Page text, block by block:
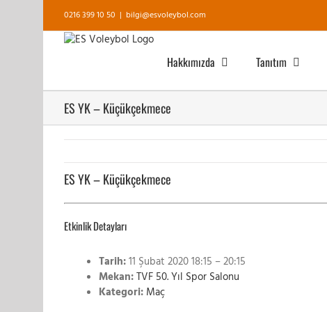
0216 399 10 50 | bilgi@esvoleybol.com
Hakkımızda Tanıtım
ES YK – Küçükçekmece
ES YK – Küçükçekmece
Etkinlik Detayları
Tarih:11 Şubat 2020 18:15 –20:15
Mekan:TVF 50. Yıl Spor Salonu
Kategori: Maç